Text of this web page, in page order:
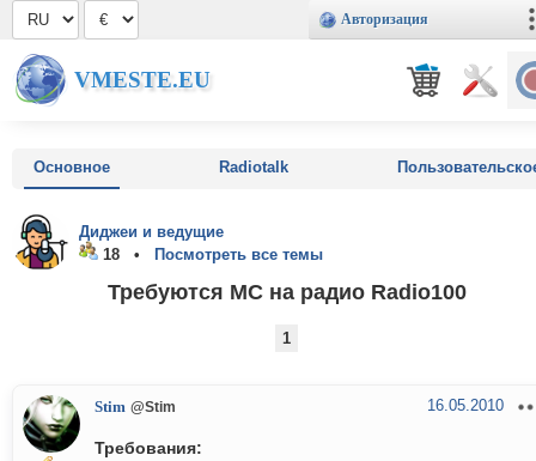
Авторизация
VMESTE.EU
Основное Radiotalk
Диджеи и ведущие
18 •
Посмотреть все темы
Требуются MC на радио Radio100
1
Stim @Stim 16.05.2010
Требования: